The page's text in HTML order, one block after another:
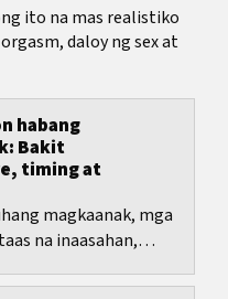
ito na mas realistiko
daloy ng sex at
habang
Bakit
timing at
magkaanak, mga
na inaasahan,